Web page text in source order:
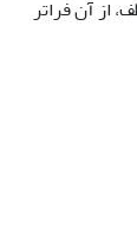
از آن فراتر